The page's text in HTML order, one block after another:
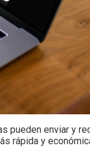
pueden enviar y
rápida y